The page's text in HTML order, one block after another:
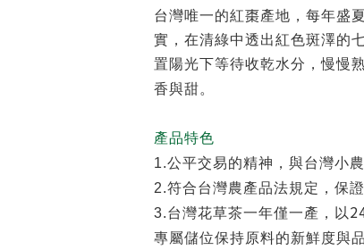
台灣唯一的紅棗產地，每年盛
實，在清綠中透出紅色斑澤的
置陽光下等待收乾水分，慢慢
香與甜。
產品特色
1.公平交易的精神，與台灣小農
2.符合台灣農產品法規定，保證
3.台灣花草茶一年僅一產，以
專屬儲位保持原料的新鮮度與品